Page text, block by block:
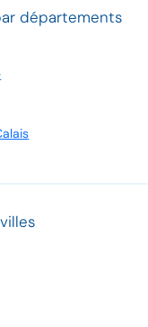
départements